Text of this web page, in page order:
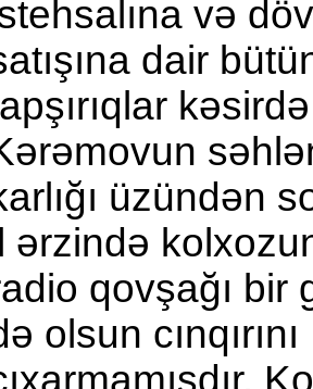
və
dair
üzündən
ərzində
qovşağı bir
olsun cınqırını